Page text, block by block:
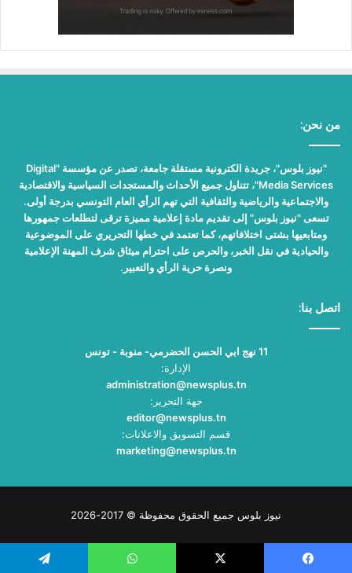
من نحن:
"نيوز بلوس"، جريدة الكترونية مستقلة جامعة، تصدر عن مؤسسة "Digital
Media Services"، تتناول جميع الأحداث والمستجدات السياسية والاقتصادية
والاجتماعية والرياضية والثقافية التي تهم الرأي العام التونسي بدرجة أولى.
تسعى "نيوز بلوس" إلى تقديم مادة إعلامية مميزة ترقى لتطلعات جمهورها
ومتابعيها بشتى اختلافاتهم، كما تعتمد في خطها التحريري على الموضوعية
والحيادية في نقل الخبر، والحرص على احترام ميثاق شرف المهنة الإعلامية
ونصرة حرية الرأي والتعبير.
اتصل بنا:
11 نهج ابي الحسن الحضرمي- منوبة - تونس
الإدارة:
administration@newsplus.tn
جهة التحرير:
editor@newsplus.tn
قسم التسويق والاعلانات:
marketing@newsplus.tn
نيوز بلوس جميع الحقوق محفوظة © 2017-2026